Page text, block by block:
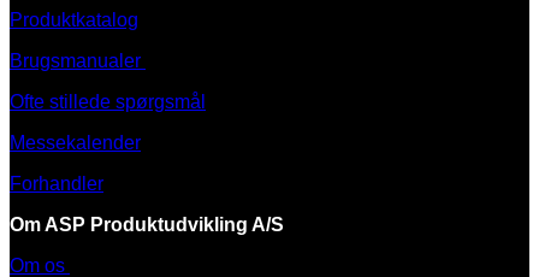
Produktkatalog
Brugsmanualer
Ofte stillede spørgsmål
Messekalender
Forhandler
Om ASP Produktudvikling A/S
Om os